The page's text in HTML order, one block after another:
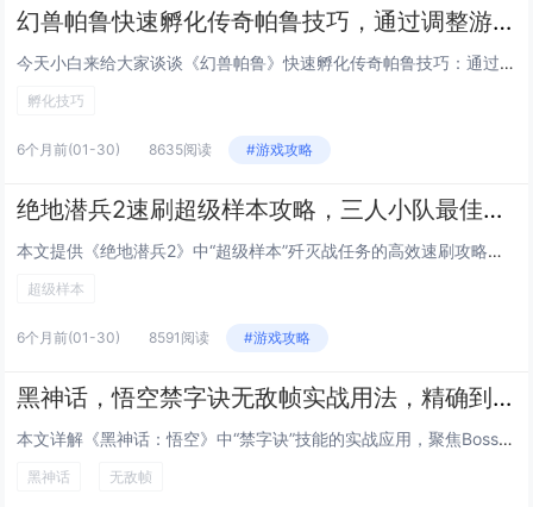
幻兽帕鲁快速孵化传奇帕鲁技巧，通过调整游戏内时间与特定食物组合可大幅缩短孵化等待
今天小白来给大家谈谈《幻兽帕鲁》快速孵化传奇帕鲁技巧：通过调整游戏内时间与特定食物组合可大幅缩短孵化等待。，以及对应的知...
孵化技巧
6个月前(01-30) 8635阅读 #游戏攻略
绝地潜兵2速刷超级样本攻略，三人小队最佳路线推荐，高效通关高难度歼灭战任务
本文提供《绝地潜兵2》中“超级样本”歼灭战任务的高效速刷攻略，聚焦三人小队协同作战，推荐最优路线：开局直取西北主样本点，...
超级样本
6个月前(01-30) 8591阅读 #游戏攻略
黑神话，悟空禁字诀无敌帧实战用法，精确到帧的Boss战躲避与反击连招指南
本文详解《黑神话：悟空》中“禁字诀”技能的实战应用，聚焦Boss战中的无敌帧机制，通过逐帧分析，指出禁字诀在释放瞬间（第...
黑神话 无敌帧